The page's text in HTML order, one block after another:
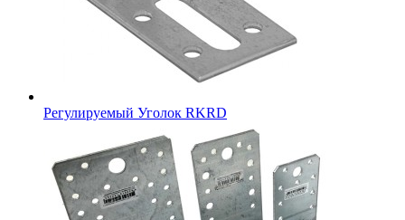
Регулируемый Уголок RKRD